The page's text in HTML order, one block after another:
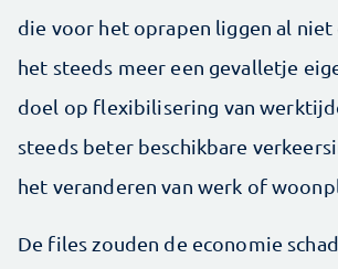
die voor het oprapen liggen al niet
het steeds meer een gevalletje
doel op flexibilisering van
steeds beter beschikbare
het veranderen van werk of
De files zouden de economie